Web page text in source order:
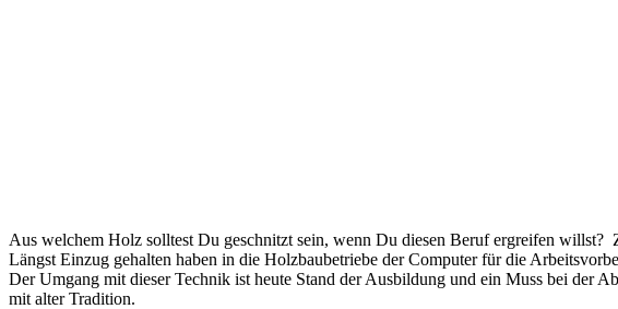
Aus welchem Holz solltest Du geschnitzt sein, wenn Du diesen Beruf ergreifen
Längst Einzug gehalten haben in die Holzbaubetriebe der Computer für die
Der Umgang mit dieser Technik ist heute Stand der Ausbildung und ein Muss bei der
mit alter Tradition.